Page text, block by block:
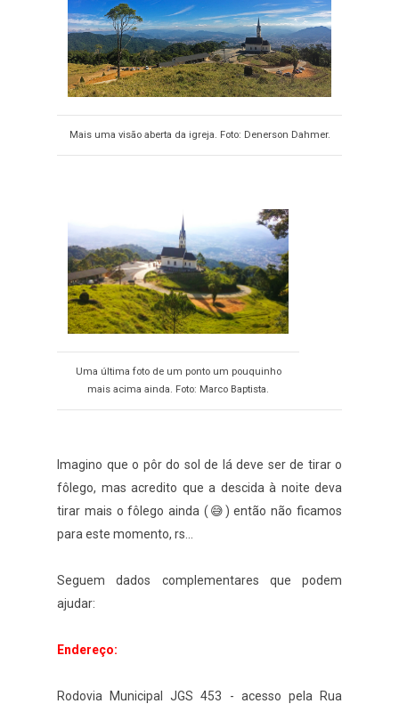
Mais uma visão aberta da igreja. Foto: Denerson Dahmer.
Uma última foto de um ponto um pouquinho
mais acima ainda. Foto: Marco Baptista.
Imagino que o pôr do sol de lá deve ser de tirar o
fôlego, mas acredito que a descida à noite deva
tirar mais o fôlego ainda (😅) então não ficamos
para este momento, rs...
Seguem dados complementares que podem
ajudar:
Endereço:
Rodovia Municipal JGS 453 - acesso pela Rua